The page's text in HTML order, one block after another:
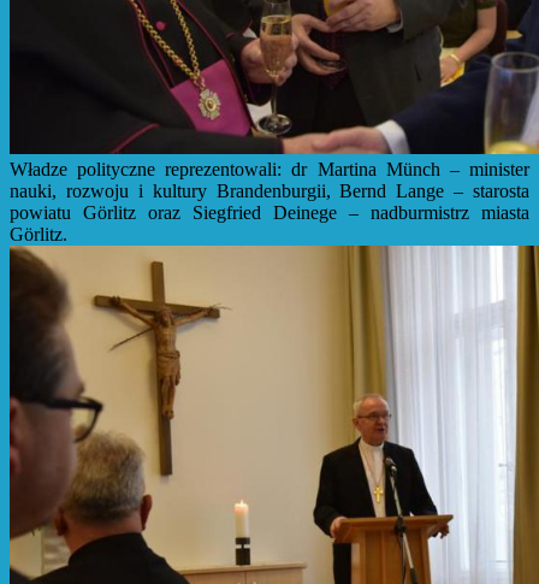
Władze polityczne reprezentowali: dr Martina Münch – minister
nauki, rozwoju i kultury Brandenburgii, Bernd Lange – starosta
powiatu Görlitz oraz Siegfried Deinege – nadburmistrz miasta
Görlitz.